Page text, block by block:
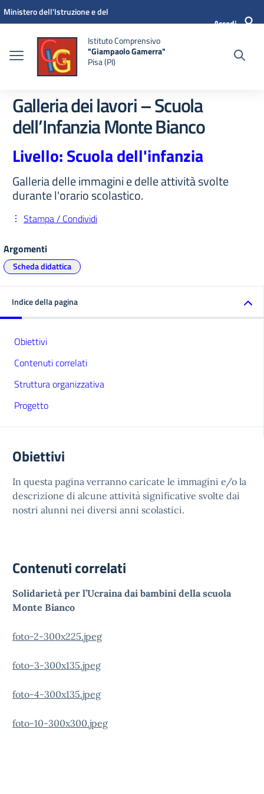
Vai ai contenuti
Vai al menu di navigazione
Vai al footer
Ministero dell'Istruzione e del
Accedi
Istituto Comprensivo
"Giampaolo Gamerra"
Pisa (PI)
Galleria dei lavori – Scuola
dell’Infanzia Monte Bianco
Livello: Scuola dell'infanzia
Galleria delle immagini e delle attività svolte
durante l'orario scolastico.
Stampa / Condividi
Argomenti
Scheda didattica
Indice della pagina
Obiettivi
Contenuti correlati
Struttura organizzativa
Progetto
Obiettivi
In questa pagina verranno caricate le immagini e/o la
descrizione di alcune attività significative svolte dai
nostri alunni nei diversi anni scolastici.
Contenuti correlati
Solidarietà per l’Ucraina dai bambini della scuola
Monte Bianco
foto-2-300x225.jpeg
foto-3-300x135.jpeg
foto-4-300x135.jpeg
foto-10-300x300.jpeg